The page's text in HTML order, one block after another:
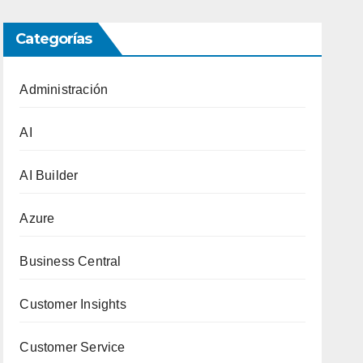
Categorías
Administración
AI
AI Builder
Azure
Business Central
Customer Insights
Customer Service